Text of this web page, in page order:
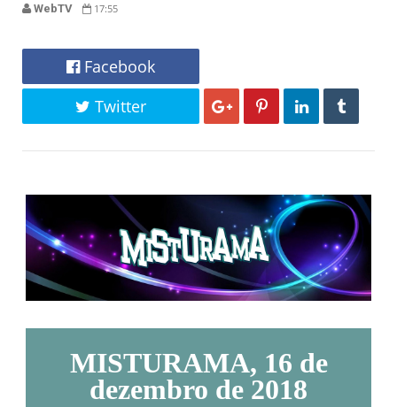
WebTV 17:55
Facebook
Twitter
MISTURAMA, 16 de
dezembro de 2018